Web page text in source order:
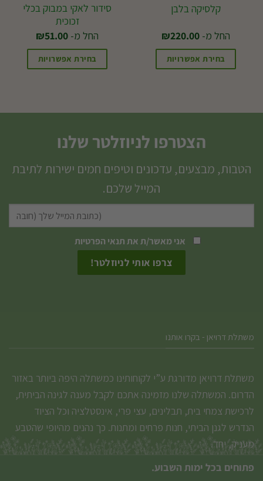
קלסיקה בלבן
החל מ-
₪220.00
בחירת אפשרויות
יש
סוגים.
לבחור
האפשרויות
בעמוד
המוצר
סידור לאקי במבוק בכלי
זכוכית
החל מ-
₪51.00
בחירת אפשרויות
יש
סוגים.
לבחור
האפשרויות
בעמוד
הצטרפו לניוזלטר שלנו
הטבות, מבצעים, עדכונים וטיפים חמים ישירות לתיבת
המייל שלכם.
אני מאשר/ת אתתנאי הפרטיות
משתלת דרויאן - בקרו אותנו
משתלת דרויאן מדורגת ע”י לקוחותינו כמשתלה היפה ביותר באזור
הדרום. המשתלה שלנו מזמינה אתכם לקבל מענה לגינה הביתית,
לרכישת צמחי בית, תבלינים, עצי פרי, אינסטלציה וכל הציוד
הנדרש לגנן הביתי, חנות פרחים ומתנות. כך נהנים מהיופי שהטבע
מעניק, יחד.
פתוחים בכל ימות השבוע.